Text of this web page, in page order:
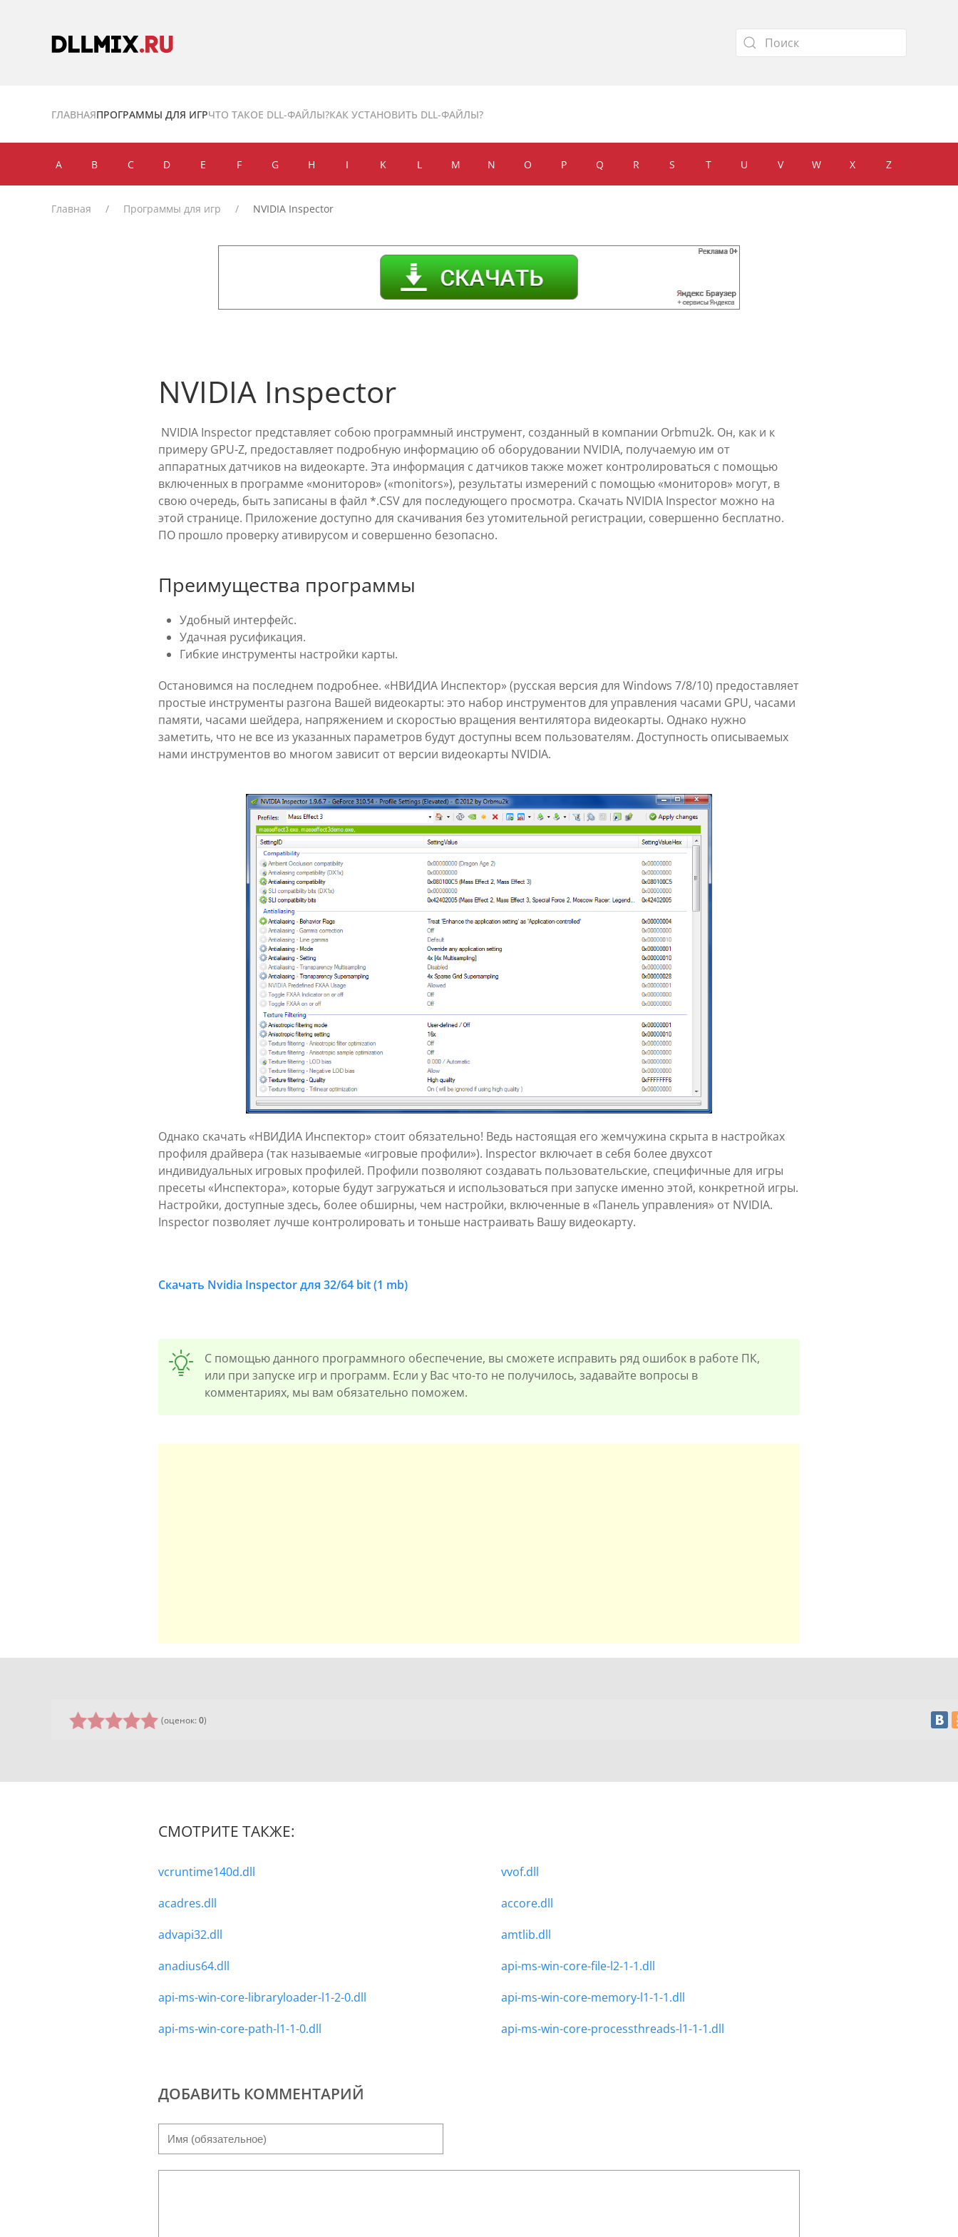
Skip to main content
ГЛАВНАЯПРОГРАММЫ ДЛЯ ИГРЧТО ТАКОЕ DLL-ФАЙЛЫ?КАК УСТАНОВИТЬ DLL-ФАЙЛЫ?
A B C D E F G H I K L M N O P Q R S T U V W X Z
Главная Программы для игр NVIDIA Inspector
NVIDIA Inspector
NVIDIA Inspector представляет собою программный инструмент, созданный в компании Orbmu2k. Он, как и к
примеру GPU-Z, предоставляет подробную информацию об оборудовании NVIDIA, получаемую им от
аппаратных датчиков на видеокарте. Эта информация с датчиков также может контролироваться с помощью
включенных в программе «мониторов» («monitors»), результаты измерений с помощью «мониторов» могут, в
свою очередь, быть записаны в файл *.CSV для последующего просмотра. Скачать NVIDIA Inspector можно на
этой странице. Приложение доступно для скачивания без утомительной регистрации, совершенно бесплатно.
ПО прошло проверку ативирусом и совершенно безопасно.
Преимущества программы
Удобный интерфейс.
Удачная русификация.
Гибкие инструменты настройки карты.
Остановимся на последнем подробнее. «НВИДИА Инспектор» (русская версия для Windows 7/8/10) предоставляет
простые инструменты разгона Вашей видеокарты: это набор инструментов для управления часами GPU, часами
памяти, часами шейдера, напряжением и скоростью вращения вентилятора видеокарты. Однако нужно
заметить, что не все из указанных параметров будут доступны всем пользователям. Доступность описываемых
нами инструментов во многом зависит от версии видеокарты NVIDIA.
Однако скачать «НВИДИА Инспектор» стоит обязательно! Ведь настоящая его жемчужина скрыта в настройках
профиля драйвера (так называемые «игровые профили»). Inspector включает в себя более двухсот
индивидуальных игровых профилей. Профили позволяют создавать пользовательские, специфичные для игры
пресеты «Инспектора», которые будут загружаться и использоваться при запуске именно этой, конкретной игры.
Настройки, доступные здесь, более обширны, чем настройки, включенные в «Панель управления» от NVIDIA.
Inspector позволяет лучше контролировать и тоньше настраивать Вашу видеокарту.
Скачать Nvidia Inspector для 32/64 bit (1 mb)
C помощью данного программного обеспечение, вы сможете исправить ряд ошибок в работе ПК,
или при запуске игр и программ. Если у Вас что-то не получилось, задавайте вопросы в
комментариях, мы вам обязательно поможем.
(оценок: 0)
СМОТРИТЕ ТАКЖЕ:
vcruntime140d.dll
vvof.dll
acadres.dll
accore.dll
advapi32.dll
amtlib.dll
anadius64.dll
api-ms-win-core-file-l2-1-1.dll
api-ms-win-core-libraryloader-l1-2-0.dll
api-ms-win-core-memory-l1-1-1.dll
api-ms-win-core-path-l1-1-0.dll
api-ms-win-core-processthreads-l1-1-1.dll
ДОБАВИТЬ КОММЕНТАРИЙ